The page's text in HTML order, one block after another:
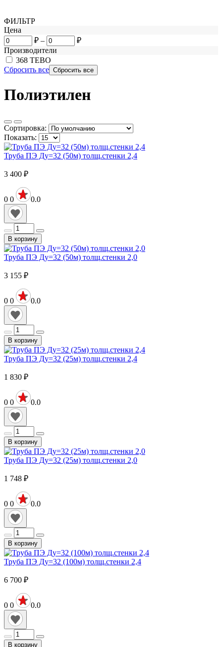
ФИЛЬТР
Цена
₽ –
₽
Производители
368 ТЕВО
Сбросить все
Полиэтилен
Сортировка:
Показать:
Труба ПЭ Ду=32 (50м) толщ.стенки 2,4
3 400 ₽
0 0 0.0
В корзину
Труба ПЭ Ду=32 (50м) толщ.стенки 2,0
3 155 ₽
0 0 0.0
В корзину
Труба ПЭ Ду=32 (25м) толщ.стенки 2,4
1 830 ₽
0 0 0.0
В корзину
Труба ПЭ Ду=32 (25м) толщ.стенки 2,0
1 748 ₽
0 0 0.0
В корзину
Труба ПЭ Ду=32 (100м) толщ.стенки 2,4
6 700 ₽
0 0 0.0
В корзину